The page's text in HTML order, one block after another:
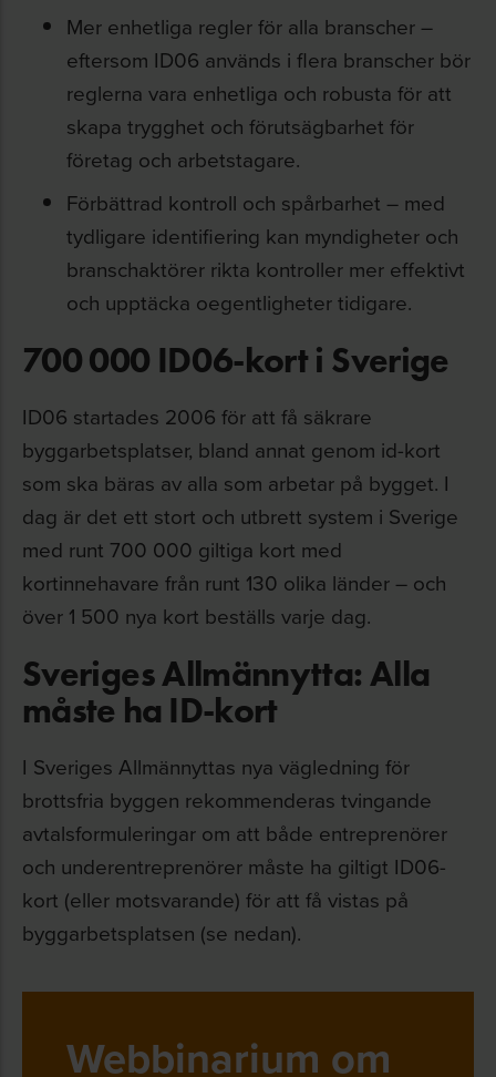
Mer enhetliga regler för alla branscher –
eftersom ID06 används i flera branscher bör
reglerna vara enhetliga och robusta för att
skapa trygghet och förutsägbarhet för
företag och arbetstagare.
Förbättrad kontroll och spårbarhet – med
tydligare identifiering kan myndigheter och
branschaktörer rikta kontroller mer effektivt
och upptäcka oegentligheter tidigare.
700 000 ID06-kort i Sverige
ID06 startades 2006 för att få säkrare
byggarbetsplatser, bland annat genom id-kort
som ska bäras av alla som arbetar på bygget. I
dag är det ett stort och utbrett system i Sverige
med runt 700 000 giltiga kort med
kortinnehavare från runt 130 olika länder – och
över 1 500 nya kort beställs varje dag.
Sveriges Allmännytta: Alla
måste ha ID-kort
I Sveriges Allmännyttas nya vägledning för
brottsfria byggen rekommenderas tvingande
avtalsformuleringar om att både entreprenörer
och underentreprenörer måste ha giltigt ID06-
kort (eller motsvarande) för att få vistas på
byggarbetsplatsen (se nedan).
Webbinarium om